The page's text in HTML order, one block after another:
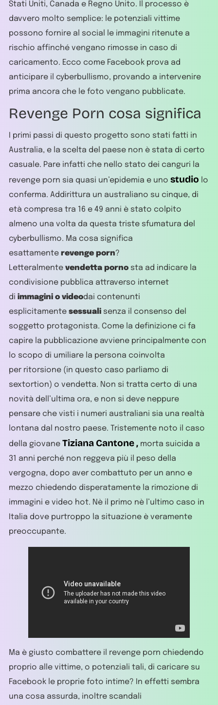
Stati Uniti, Canada e Regno Unito. Il processo è
davvero molto semplice: le potenziali vittime
possono fornire al social le immagini ritenute a
rischio affinché vengano rimosse in caso di
caricamento. Ecco come Facebook prova ad
anticipare il cyberbullismo, provando a intervenire
prima ancora che le foto vengano pubblicate.
Revenge Porn cosa significa
I primi passi di questo progetto sono stati fatti in
Australia, e la scelta del paese non è stata di certo
casuale. Pare infatti che nello stato dei canguri la
revenge porn sia quasi un’epidemia e uno studio lo
conferma. Addirittura un australiano su cinque, di
età compresa tra 16 e 49 anni è stato colpito
almeno una volta da questa triste sfumatura del
cyberbullismo. Ma cosa significa
esattamente revenge porn?
Letteralmente vendetta porno sta ad indicare la
condivisione pubblica attraverso internet
di immagini o videodai contenunti
esplicitamente sessuali senza il consenso del
soggetto protagonista. Come la definizione ci fa
capire la pubblicazione avviene principalmente con
lo scopo di umiliare la persona coinvolta
per ritorsione (in questo caso parliamo di
sextortion) o vendetta. Non si tratta certo di una
novità dell’ultima ora, e non si deve neppure
pensare che visti i numeri australiani sia una realtà
lontana dal nostro paese. Tristemente noto il caso
della giovane Tiziana Cantone , morta suicida a
31 anni perché non reggeva più il peso della
vergogna, dopo aver combattuto per un anno e
mezzo chiedendo disperatamente la rimozione di
immagini e video hot. Nè il primo nè l’ultimo caso in
Italia dove purtroppo la situazione è veramente
preoccupante.
Ma è giusto combattere il revenge porn chiedendo
proprio alle vittime, o potenziali tali, di caricare su
Facebook le proprie foto intime? In effetti sembra
una cosa assurda, inoltre scandali